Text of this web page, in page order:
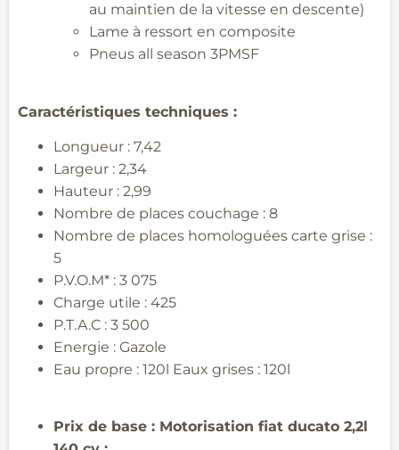
au maintien de la vitesse en descente)
Lame à ressort en composite
Pneus all season 3PMSF
Caractéristiques techniques :
Longueur : 7,42​
Largeur : 2,34
Hauteur : 2,99
Nombre de places couchage : 8
Nombre de places homologuées carte grise :
5
P.V.O.M* : 3 075
Charge utile : 425
P.T.A.C : 3 500
Energie : Gazole
Eau propre : 120l Eaux grises : 120l
Prix de base : Motorisation fiat ducato 2,2l